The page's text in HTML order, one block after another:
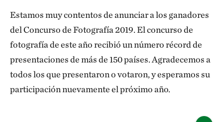
Estamos muy contentos de anunciar a los ganadores
del Concurso de Fotografía 2019. El concurso de
fotografía de este año recibió un número récord de
presentaciones de más de 150 países. Agradecemos a
todos los que presentaron o votaron, y esperamos su
participación nuevamente el próximo año.